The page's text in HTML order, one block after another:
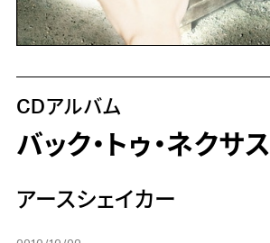
CDアルバム
バック・トゥ・ネクサス
アースシェイカー